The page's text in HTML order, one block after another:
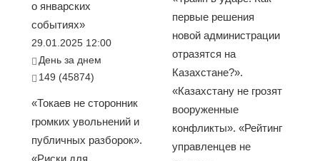
о январских
событиях»
29.01.2025 12:00
День за днем
149 (45874)
«Токаев не сторонник
громких увольнений и
публичных разборок».
«Риски для
первые решения
новой администрации
отразятся на
Казахстане?».
«Казахстану не грозят
вооруженные
конфликты». «Рейтинг
управленцев не